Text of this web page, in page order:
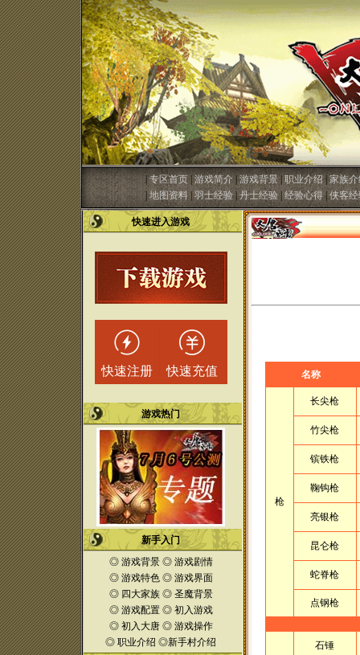
|专区首页 游戏简介|游戏背景 职业介绍|家族
|地图资料 |羽士经验|丹士经验 经验心得| 侠客
快速进入游戏
快速注册 快速充值
游戏热门
新手入门
◎ 游戏背景 ◎ 游戏剧情
◎ 游戏特色 ◎ 游戏界面
◎四大家族◎ 圣魔背景
◎ 游戏配置◎ 初入游戏
◎ 初入大唐◎ 游戏操作
◎ 职业介绍 ◎新手村介绍
名称
枪
长尖枪
竹尖枪
镔铁枪
鞠钩枪
亮银枪
昆仑枪
蛇脊枪
点钢枪
石锤